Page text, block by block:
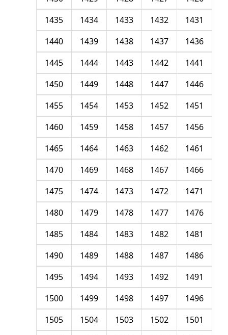
1431
1432
1433
1434
1435
1436
1437
1438
1439
1440
1441
1442
1443
1444
1445
1446
1447
1448
1449
1450
1451
1452
1453
1454
1455
1456
1457
1458
1459
1460
1461
1462
1463
1464
1465
1466
1467
1468
1469
1470
1471
1472
1473
1474
1475
1476
1477
1478
1479
1480
1481
1482
1483
1484
1485
1486
1487
1488
1489
1490
1491
1492
1493
1494
1495
1496
1497
1498
1499
1500
1501
1502
1503
1504
1505